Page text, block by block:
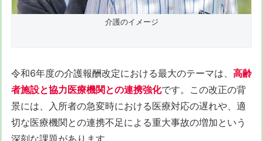
介護のイメージ
令和6年度の介護報酬改定における最大のテーマは、 高齢
者施設と協力医療機関との連携強化です。この改正の背
景には、入所者の急変時における医療対応の遅れや、適
切な医療機関との連携不足による重大事故の増加という
深刻な課題があります。